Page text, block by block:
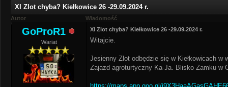
XI Zlot chyba? Kiełkowice 26 -29.09.2024 r.
Autor Wiadomość
GoProR1
Wariat
XI Zlot chyba? Kiełkowice 26 -29.09.2024 r.
Witajcie.
Jesienny Zlot odbędzie się w Kiełkowicach w
Zajazd agroturtyczny Ka-Ja. Blisko Zamku w